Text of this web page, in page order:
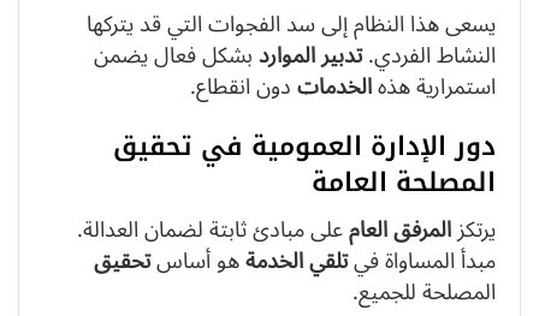
يسعى هذا النظام إلى سد الفجوات التي قد يتركها
النشاط الفردي.تدبيرالمواردبشكل فعال يضمن
استمرارية هذهالخدماتدون انقطاع.
دور الإدارة العمومية في تحقيق
المصلحة العامة
يرتكزالمرفق العامعلى مبادئ ثابتة لضمان العدالة.
مبدأ المساواة فيتلقيالخدمةهو أساستحقيق
المصلحة للجميع.